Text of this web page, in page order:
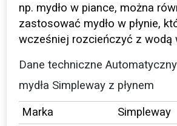
np. mydło w piance, można
zastosować mydło w płynie,
wcześniej rozcieńczyć z wodą
Dane techniczne
mydła Simpleway z płynem
Marka
Simpleway